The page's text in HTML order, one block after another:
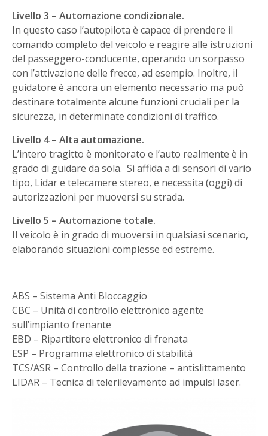
Livello 3 – Automazione condizionale.
In questo caso l’autopilota è capace di prendere il
comando completo del veicolo e reagire alle istruzioni
del passeggero-conducente, operando un sorpasso
con l’attivazione delle frecce, ad esempio. Inoltre, il
guidatore è ancora un elemento necessario ma può
destinare totalmente alcune funzioni cruciali per la
sicurezza, in determinate condizioni di traffico.
Livello 4 – Alta automazione.
L’intero tragitto è monitorato e l’auto realmente è in
grado di guidare da sola. Si affida a di sensori di vario
tipo, Lidar e telecamere stereo, e necessita (oggi) di
autorizzazioni per muoversi su strada.
Livello 5 – Automazione totale.
Il veicolo è in grado di muoversi in qualsiasi scenario,
elaborando situazioni complesse ed estreme.
ABS – Sistema Anti Bloccaggio
CBC – Unità di controllo elettronico agente
sull’impianto frenante
EBD – Ripartitore elettronico di frenata
ESP – Programma elettronico di stabilità
TCS/ASR – Controllo della trazione – antislittamento
LIDAR – Tecnica di telerilevamento ad impulsi laser.